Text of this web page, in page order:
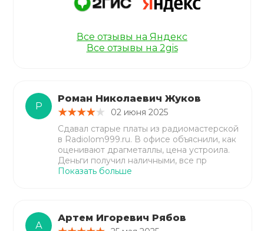
Р
Роман Николаевич Жуков
02 июня 2025
Сдавал старые платы из радиомастерской
в Radiolom999.ru. В офисе объяснили, как
оценивают драгметаллы, цена устроила.
Деньги получил наличными, все пр
Показать больше
А
Артем Игоревич Рябов
Все отзывы на Яндекс
Все отзывы на 2gis